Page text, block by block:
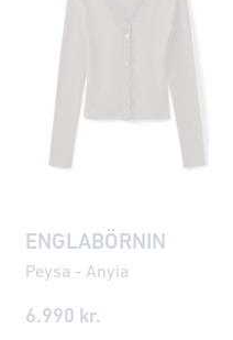
ENGLABÖRNIN
Peysa - Anyia
6.990 kr.